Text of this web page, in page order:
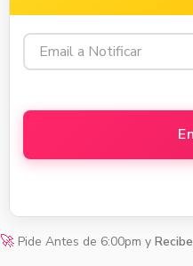
🚀 Pide Antes de 6:00pm y